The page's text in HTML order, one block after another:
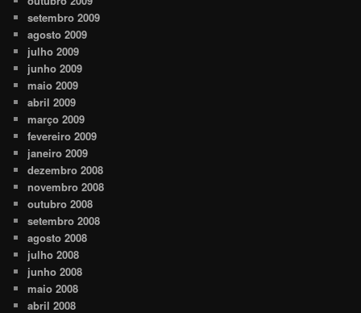
setembro 2009
agosto 2009
julho 2009
junho 2009
maio 2009
abril 2009
março 2009
fevereiro 2009
janeiro 2009
dezembro 2008
novembro 2008
outubro 2008
setembro 2008
agosto 2008
julho 2008
junho 2008
maio 2008
abril 2008